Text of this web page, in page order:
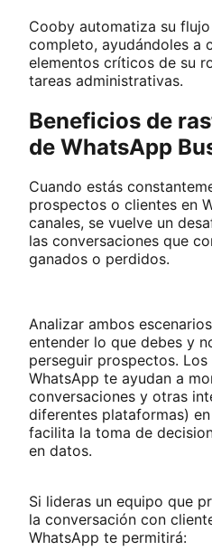
Cooby automatiza su
completo, ayudándoles a
elementos críticos de su
tareas administrativas.
Beneficios de
de WhatsApp
Cuando estás
prospectos o clientes en
canales, se vuelve un
las conversaciones que
ganados o perdidos.
Analizar ambos
entender lo que debes y
perseguir prospectos.
WhatsApp te ayudan a
conversaciones y otras
diferentes plataformas)
facilita la toma de
en datos.
Si lideras un equipo que
la conversación con
WhatsApp te permitirá: